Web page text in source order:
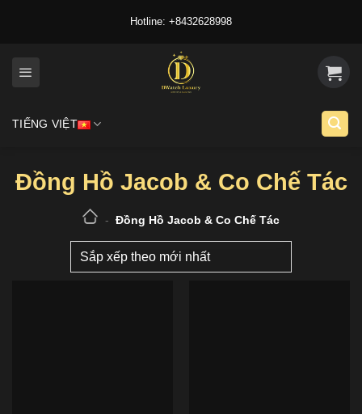
Hotline: +8432628998
TIẾNG VIỆT
Đồng Hồ Jacob & Co Chế Tác
- Đồng Hồ Jacob & Co Chế Tác